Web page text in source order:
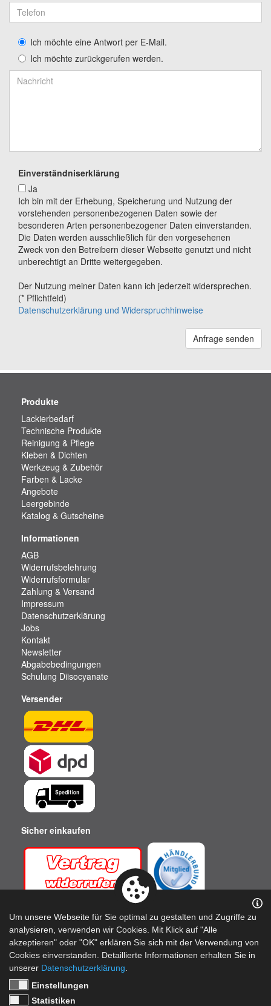
Ich möchte eine Antwort per E-Mail.
Ich möchte zurückgerufen werden.
Einverständniserklärung
Ja
Ich bin mit der Erhebung, Speicherung und Nutzung der
vorstehenden personenbezogenen Daten sowie der
besonderen Arten personenbezogener Daten einverstanden.
Die Daten werden ausschließlich für den vorgesehenen
Zweck von den Betreibern dieser Webseite genutzt und nicht
unberechtigt an Dritte weitergegeben.
Der Nutzung meiner Daten kann ich jederzeit widersprechen.
(* Pflichtfeld)
Datenschutzerklärung und Widerspruchhinweise
Anfrage senden
Produkte
Lackierbedarf
Technische Produkte
Reinigung & Pflege
Kleben & Dichten
Werkzeug & Zubehör
Farben & Lacke
Angebote
Leergebinde
Katalog & Gutscheine
Informationen
AGB
Widerrufsbelehrung
Widerrufsformular
Zahlung & Versand
Impressum
Datenschutzerklärung
Jobs
Kontakt
Newsletter
Abgabebedingungen
Schulung Diisocyanate
Versender
Sicher einkaufen
Top Qualität zu fairen Preisen! - Produkte Made in Germany
Um unsere Webseite für Sie optimal zu gestalten und Zugriffe zu
analysieren, verwenden wir Cookies. Mit Klick auf "Alle
akzeptieren" oder "OK" erklären Sie sich mit der Verwendung von
Cookies einverstanden. Detaillierte Informationen erhalten Sie in
unserer Datenschutzerklärung
Einstellungen
Statistiken